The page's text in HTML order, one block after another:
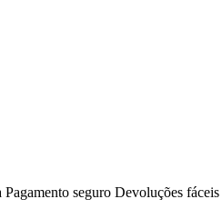
Pagamento seguro Devoluções fáceis